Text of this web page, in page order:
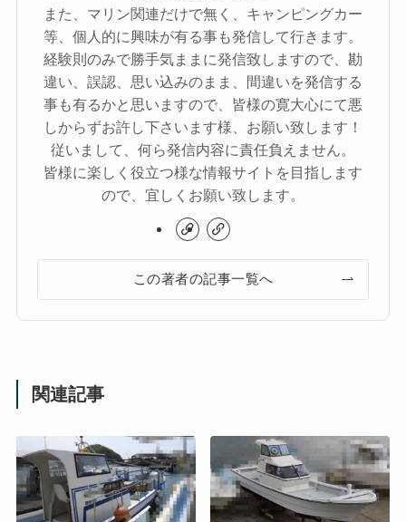
また、マリン関連だけで無く、キャンピングカー
等、個人的に興味が有る事も発信して行きます。
経験則のみで勝手気ままに発信致しますので、勘
違い、誤認、思い込みのまま、間違いを発信する
事も有るかと思いますので、皆様の寛大心にて悪
しからずお許し下さいます様、お願い致します！
従いまして、何ら発信内容に責任負えません。
皆様に楽しく役立つ様な情報サイトを目指します
ので、宜しくお願い致します。
この著者の記事一覧へ
関連記事